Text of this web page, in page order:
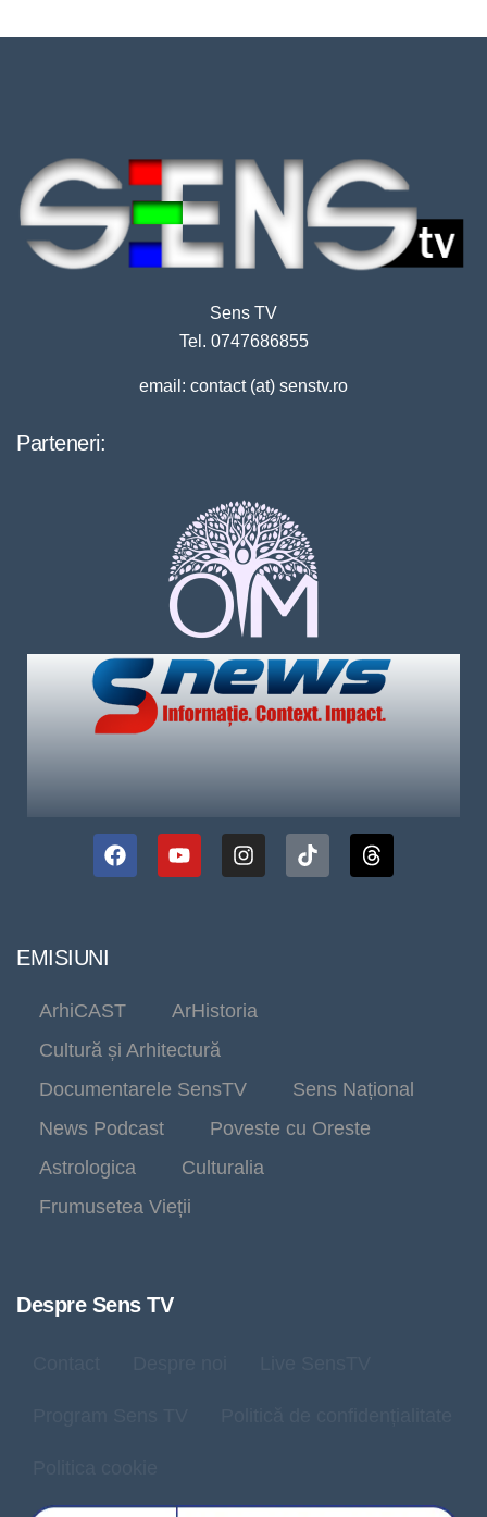
Sens TV
Tel. 0747686855
email: contact (at) senstv.ro
Parteneri:
EMISIUNI
ArhiCAST
ArHistoria
Cultură și Arhitectură
Documentarele SensTV
Sens Național
News Podcast
Poveste cu Oreste
Astrologica
Culturalia
Frumusetea Vieții
Despre Sens TV